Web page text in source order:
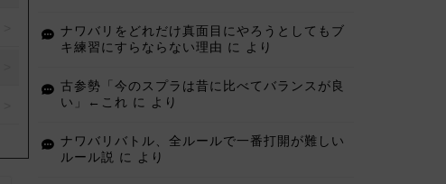
ナワバリをどれだけ真面目にやろうとしてもブ
キ練習にすらならない理由 に より
古参勢「今のスプラは昔に比べてバランスが良
い」←これ に より
ナワバリバトル、全ルールで一番打開が難しい
ルール説 に より